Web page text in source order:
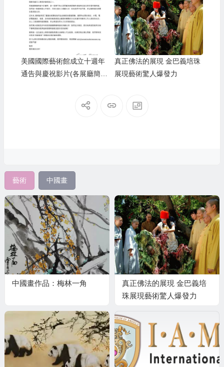
美國國際藝術館成立十週年
通告與慶祝影片(各展廳簡
真正佛法的展現 金巴義培珠
展現藝術驚人爆發力
藝術 中國畫
中國畫作品：梅林一角
真正佛法的展現 金巴義培
珠展現藝術驚人爆發力